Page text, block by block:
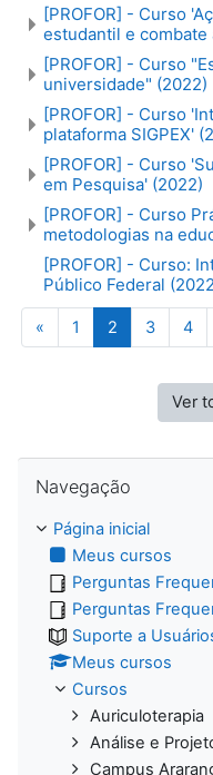
[PROFOR] - Curso
estudantil e combate
[PROFOR] - Curso
universidade" (2022)
[PROFOR] - Curso
plataforma SIGPEX'
[PROFOR] - Curso
em Pesquisa' (2022)
[PROFOR] - Curso
metodologias na
[PROFOR] - Curso:
Público Federal
«Página anterior
1 Página 1
2Página 2
3Página 3
4
Ver
Navegação
Página inicial
Meus cursos
Perguntas
Perguntas
Suporte a
Meus cursos
Cursos
Auriculoterapia
Análise e
Campus